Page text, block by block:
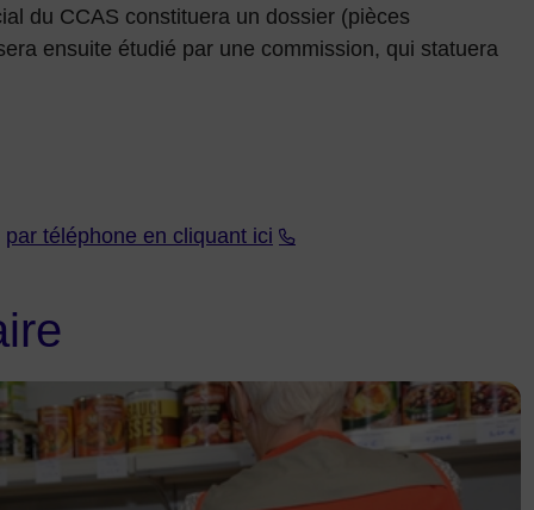
du CCAS constituera un dossier (pièces
ensuite étudié par une commission, qui statuera
par téléphone en cliquant ici